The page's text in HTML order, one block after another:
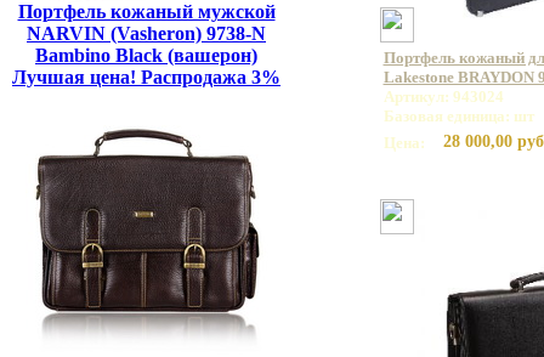
Портфель кожаный мужской
NARVIN (Vasheron) 9738-N
Bambino Black (вашерон)
Лучшая цена! Распродажа 3%
Портфель кожаный
Lakestone BRAYDON
Артикул: 943024
Базовая единица: шт
Цена:
28 000,00